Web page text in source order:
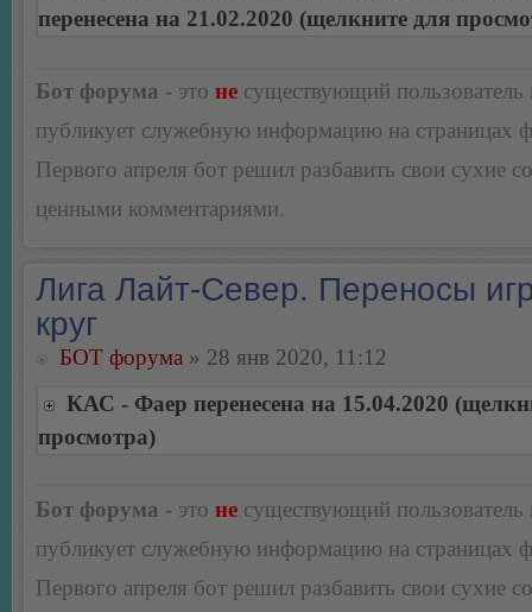
перенесена на 21.02.2020 (щелкните для
Бот форума - это не существующий пользователь
публикует служебную информацию на страницах
Первого апреля бот решил разбавить свои сухие
ценными комментариями.
Лига Лайт-Север. Переносы
круг
БОТ форума » 28 янв 2020, 11:12
КАС - Фаер перенесена на 15.04.2020
просмотра)
Бот форума - это не существующий пользователь
публикует служебную информацию на страницах
Первого апреля бот решил разбавить свои сухие